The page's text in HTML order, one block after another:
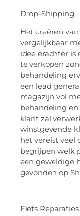
Drop-Shipping
Het creëren
vergelijkbaar
idee erachter
te verkopen
behandeling
een lead
magazijn vol
behandeling
klant zal
winstgevende
het vereist veel
begrijpen welk
een geweldige
gevonden op
Fiets Reparaties